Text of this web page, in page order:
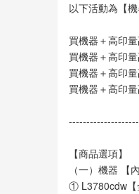
以下活動為【
買機器＋高印
買機器＋高印
買機器＋高印
買機器＋高印
【商品選項】
（一）機器 【
① L3780cdw【